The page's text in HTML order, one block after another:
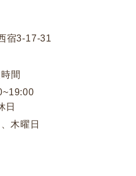
宿3-17-31
間
日
木曜日